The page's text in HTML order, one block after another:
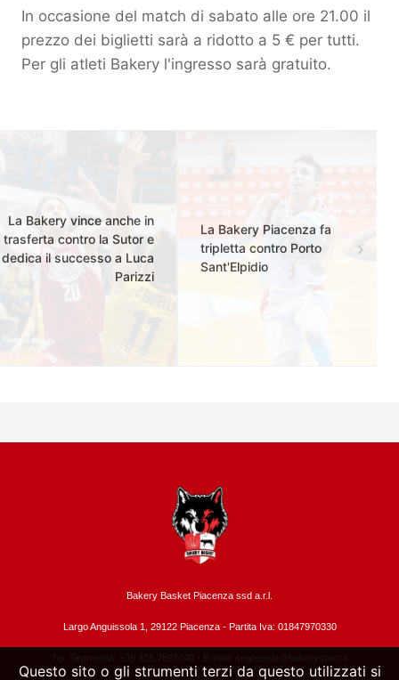
In occasione del match di sabato alle ore 21.00 il
prezzo dei biglietti sarà a ridotto a 5 € per tutti.
Per gli atleti Bakery l'ingresso sarà gratuito.
La Bakery vince anche in
trasferta contro la Sutor e
dedica il successo a Luca
Parizzi
La Bakery Piacenza fa
tripletta contro Porto
Sant'Elpidio
Bakery Basket Piacenza ssd a.r.l.
Largo Anguissola 1, 29122 Piacenza - Partita Iva: 01847970330
Tel. Segreteria: +39 335.7897040 - E-mail: segreteria@bakerysport.it
Questo sito o gli strumenti terzi da questo utilizzati si